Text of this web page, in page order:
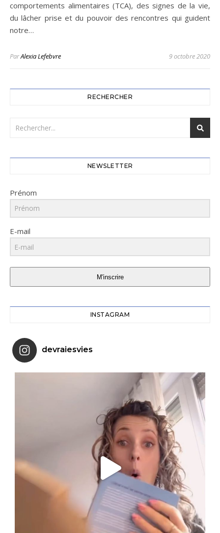
comportements alimentaires (TCA), des signes de la vie,
du lâcher prise et du pouvoir des rencontres qui guident
notre…
ParAlexia Lefebvre 9 octobre 2020
RECHERCHER
NEWSLETTER
Prénom
E-mail
M'inscrire
INSTAGRAM
devraiesvies